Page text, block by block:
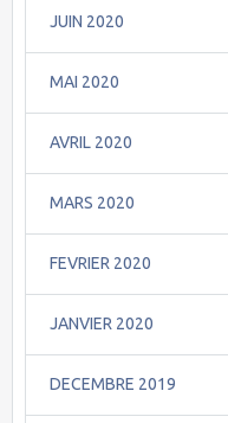
JUIN 2020
MAI 2020
AVRIL 2020
MARS 2020
FEVRIER 2020
JANVIER 2020
DECEMBRE 2019